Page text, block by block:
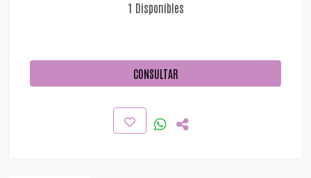
1 Disponibles
CONSULTAR